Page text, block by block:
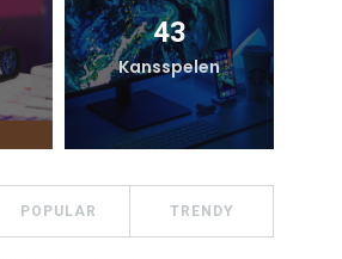
43
Kansspelen
POPULAR TRENDY